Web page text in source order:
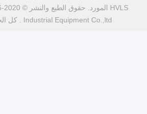
HVLS المورد. حقوق الطبع والنشر © 2020-2026 Sichuan Junyi